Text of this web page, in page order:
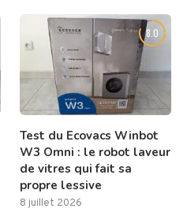
8.0
Test du Ecovacs Winbot
W3 Omni : le robot laveur
de vitres qui fait sa
propre lessive
8 juillet 2026